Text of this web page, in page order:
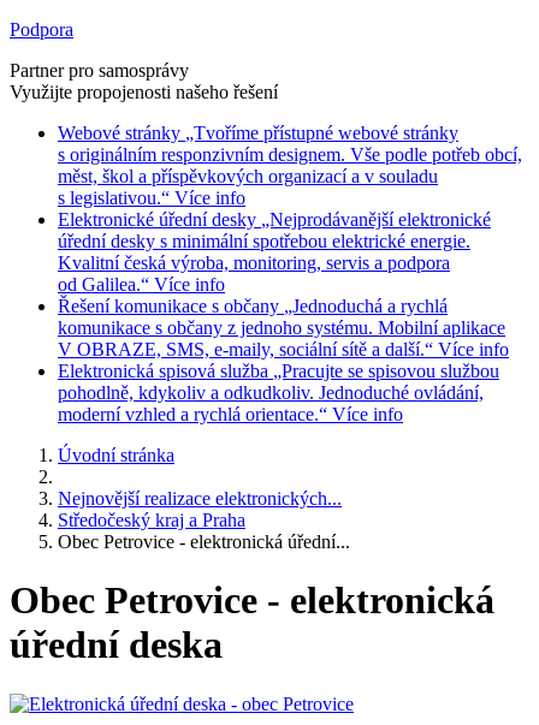
Podpora
Partner pro samosprávy
Využijte propojenosti našeho řešení
Webové stránky „Tvoříme přístupné webové stránky
s originálním responzivním designem. Vše podle potřeb obcí,
měst, škol a příspěvkových organizací a v souladu
s legislativou.“ Více info
Elektronické úřední desky „Nejprodávanější elektronické
úřední desky s minimální spotřebou elektrické energie.
Kvalitní česká výroba, monitoring, servis a podpora
od Galilea.“ Více info
Řešení komunikace s občany „Jednoduchá a rychlá
komunikace s občany z jednoho systému. Mobilní aplikace
V OBRAZE, SMS, e-maily, sociální sítě a další.“ Více info
Elektronická spisová služba „Pracujte se spisovou službou
pohodlně, kdykoliv a odkudkoliv. Jednoduché ovládání,
moderní vzhled a rychlá orientace.“ Více info
Úvodní stránka
Nejnovější realizace elektronických...
Středočeský kraj a Praha
Obec Petrovice - elektronická úřední...
Obec Petrovice - elektronická
úřední deska